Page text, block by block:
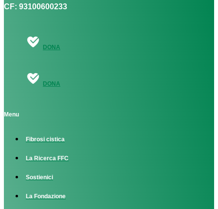
CF: 93100600233
DONA
DONA
Menu
Fibrosi cistica
La Ricerca FFC
Sostienici
La Fondazione